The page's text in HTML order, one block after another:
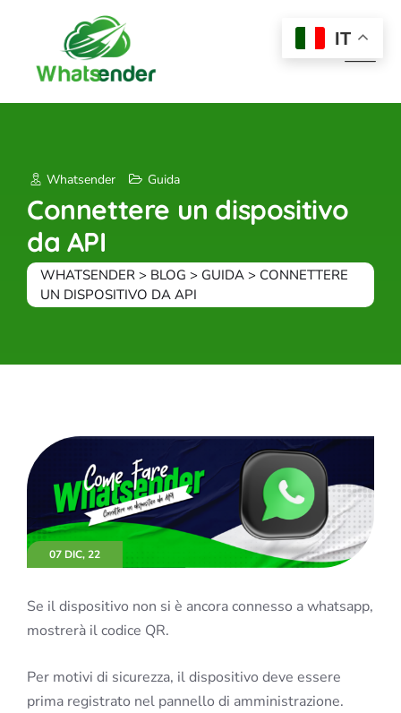
Whatsender Guida
Connettere un dispositivo
da API
WHATSENDER > BLOG > GUIDA > CONNETTERE
UN DISPOSITIVO DA API
07 DIC, 22
Se il dispositivo non si è ancora connesso a whatsapp,
mostrerà il codice QR.
Per motivi di sicurezza, il dispositivo deve essere
prima registrato nel pannello di amministrazione.
IT